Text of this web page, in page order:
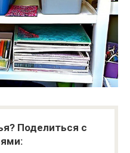
Поделиться с